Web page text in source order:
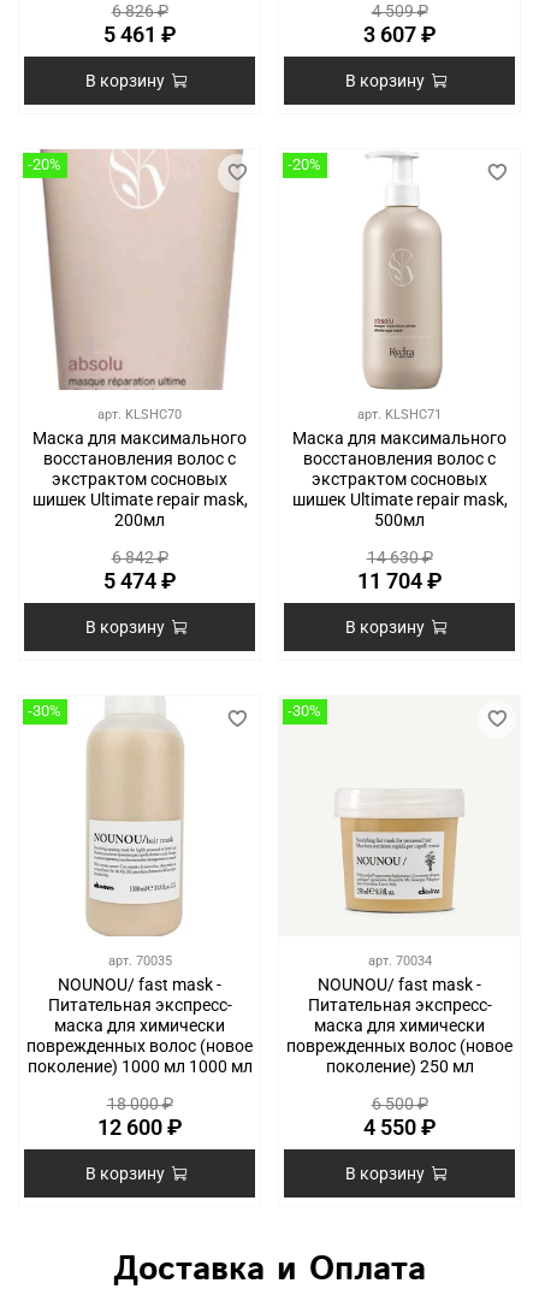
6 826 ₽
5 461 ₽
В корзину
4 509 ₽
3 607 ₽
В корзину
-20%
арт. KLSHC70
Маска для максимального
восстановления волос с
экстрактом сосновых
шишек Ultimate repair mask,
200мл
6 842 ₽
5 474 ₽
В корзину
-20%
арт. KLSHC71
Маска для максимального
восстановления волос с
экстрактом сосновых
шишек Ultimate repair mask,
500мл
14 630 ₽
11 704 ₽
В корзину
-30%
арт. 70035
NOUNOU/ fast mask -
Питательная экспресс-
маска для химически
поврежденных волос (новое
поколение) 1000 мл 1000 мл
18 000 ₽
12 600 ₽
В корзину
-30%
арт. 70034
NOUNOU/ fast mask -
Питательная экспресс-
маска для химически
поврежденных волос (новое
поколение) 250 мл
6 500 ₽
4 550 ₽
В корзину
Доставка и Оплата